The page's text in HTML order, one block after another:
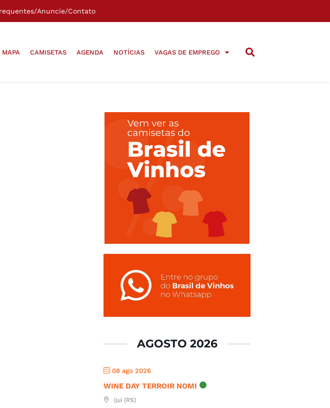
/Anuncie/Contato
MAPA CAMISETAS AGENDA NOTÍCIAS VAGAS DE EMPREGO
AGOSTO 2026
08 ago 2026
WINE DAY TERROIR NOMI
Ijuí (RS)